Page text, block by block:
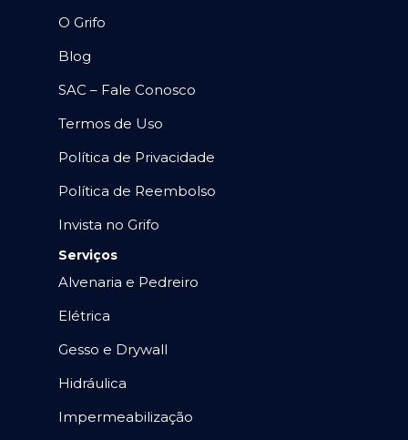
O Grifo
Blog
SAC – Fale Conosco
Termos de Uso
Política de Privacidade
Política de Reembolso
Invista no Grifo
Serviços
Alvenaria e Pedreiro
Elétrica
Gesso e Drywall
Hidráulica
Impermeabilização